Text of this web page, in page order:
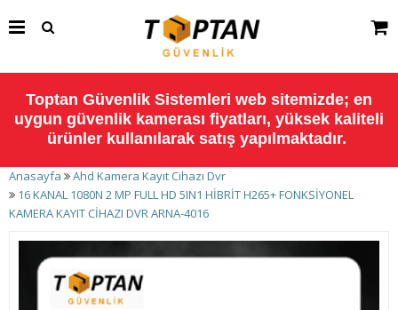
Toptan Güvenlik Sistemleri web sitemizde; en
uygun güvenlik kamerası fiyatları, yüksek kaliteli
ürünler kullanılarak satış yapılmaktadır.
Anasayfa
Ahd Kamera Kayıt Cihazı Dvr
16 KANAL 1080N 2 MP FULL HD 5IN1 HİBRİT H265+ FONKSİYONEL
KAMERA KAYIT CİHAZI DVR ARNA-4016